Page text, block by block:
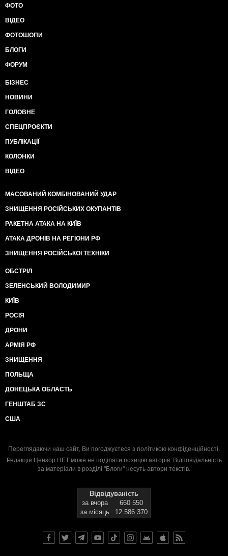
ФОТО
ВІДЕО
ФОТОШОПИ
БЛОГИ
ФОРУМ
БІЗНЕС
НОВИНИ
ГОЛОВНЕ
СПЕЦПРОЄКТИ
ПУБЛІКАЦІЇ
КОЛОНКИ
ВІДЕО
МАСОВАНИЙ КОМБІНОВАНИЙ УДАР
ЗНИЩЕННЯ РОСІЙСЬКИХ ОКУПАНТІВ
РАКЕТНА АТАКА НА КИЇВ
АТАКА ДРОНІВ НА РЕГІОНИ РФ
ЗНИЩЕННЯ РОСІЙСЬКОЇ ТЕХНІКИ
ОБСТРІЛ
ЗЕЛЕНСЬКИЙ ВОЛОДИМИР
КИЇВ
РОСІЯ
ДРОНИ
АРМІЯ РФ
ЗНИЩЕННЯ
ПОЛЬЩА
ДОНЕЦЬКА ОБЛАСТЬ
ГЕНШТАБ ЗС
США
Переглядаючи наш сайт, Ви погоджуєтеся з політикою конфіденційності.
Редакція Цензор.НЕТ може не поділяти позицію авторів. Відповідальність
за матеріали в розділі "Блоги" несуть автори текстів.
Відвідуваність
за вчора
660 550
за місяць
12 586 370